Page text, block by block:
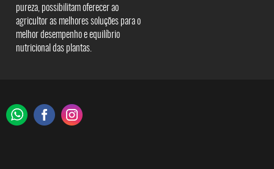
pureza, possibilitam oferecer ao
agricultor as melhores soluções para o
melhor desempenho e equilíbrio
nutricional das plantas.